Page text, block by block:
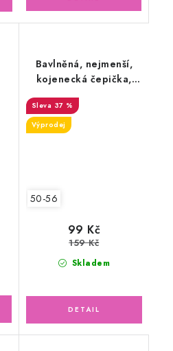
Bavlněná, nejmenší,
kojenecká čepička,
37 %
Výprodej
50-56
Skladem
99 Kč
159 Kč